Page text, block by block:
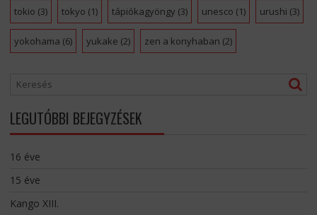
tokio (3) tokyo (1) tápiókagyöngy (3) unesco (1) urushi (3)
yokohama (6) yukake (2) zen a konyhaban (2)
LEGUTÓBBI BEJEGYZÉSEK
16 éve
15 éve
Kango XIII.